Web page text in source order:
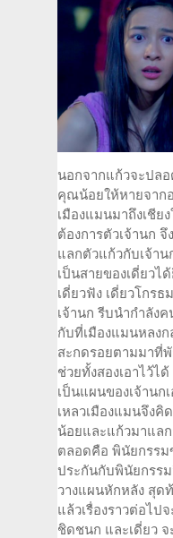
นอกจากแก้วจะปลอ
คุณน้อยให้หายจาก
เมืองแมนมาถึงเชีย
ต้องการตัวเจ้านก
แลกตัวแก้วกับเจ้าน
เป็นสายของเดี่ยวไ
เดี่ยวฟัง เดี่ยวโกรธ
เจ้านก รีบนำกำลัง
กับที่เมืองแมนหลง
สะกดรอยตามมาที่พั
ช่วยทั้งสองเอาไว้ไ
เป็นแผนของเจ้านก
เหลวเมืองแมนจึงคิ
น้อยและแก้วมาแล
ตลอดคือ พินัยกรรม
ประกันกับพินัยกรรม
วางแผนหักหลัง สุด
แล้วเรื่องราวต่อไป
ชิดชนก และเดี่ยว